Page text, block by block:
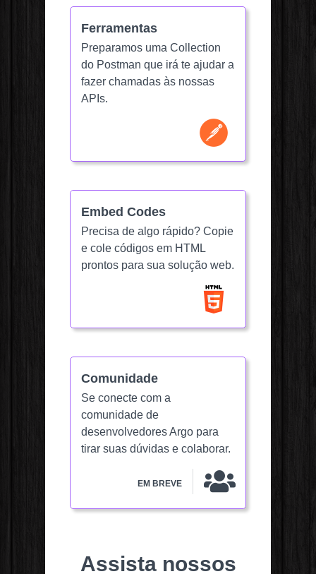
Ferramentas
Preparamos uma Collection
do Postman que irá te ajudar a
fazer chamadas às nossas
APIs.
Embed Codes
Precisa de algo rápido? Copie
e cole códigos em HTML
prontos para sua solução web.
Comunidade
Se conecte com a
comunidade de
desenvolvedores Argo para
tirar suas dúvidas e colaborar.
EM BREVE
Assista nossos